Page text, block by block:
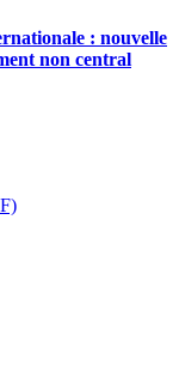
: nouvelle
non central